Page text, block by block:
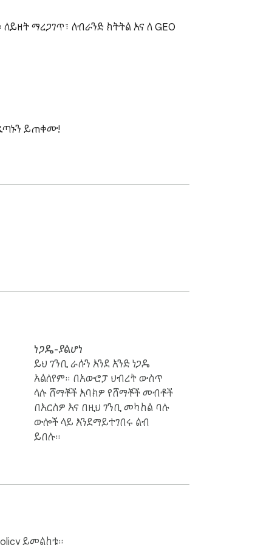
ማረጋገጥ፣ ለብራንድ ክትትል እና ለ GEO
ይጠቀሙ!
ነጋዴ-ያልሆነ
ይህ ገንቢ ራሱን እንደ አንድ ነጋዴ
አልለየም። በአውሮፓ ህብረት ውስጥ
ላሉ ሸማቾች እባክዎ የሸማቾች መብቶች
በእርስዎ እና በዚህ ገንቢ መካከል ባሉ
ውሎች ላይ እንደማይተገበሩ ልብ
ይበሉ።
ይመልከቱ።